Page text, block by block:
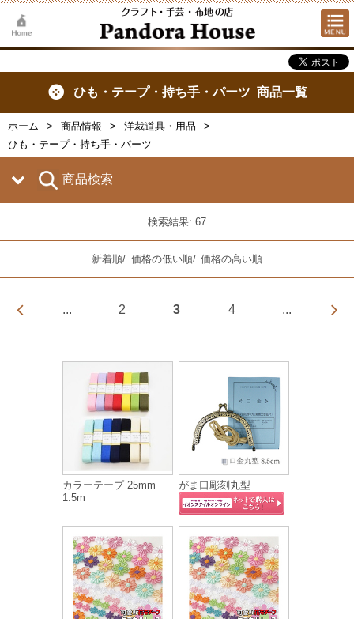
ひも・テープ・持ち手・パーツ 商品一覧
ホーム 商品情報
洋裁道具・用品
ひも・テープ・持ち手・パーツ
商品検索
検索結果: 67
新着順/ 価格の低い順/ 価格の高い順
... 2 3 4 ...
カラーテープ 25mm
1.5m
がま口彫刻丸型